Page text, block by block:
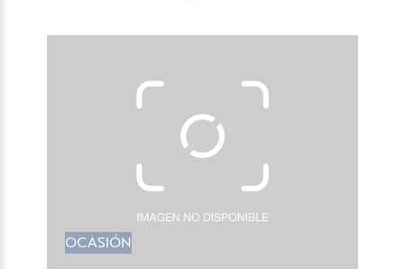
OCASIÓN